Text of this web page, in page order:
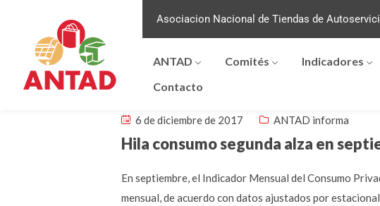
Asociacion Nacional de Tiendas de
ANTAD Comités Indicadores
Contacto
6 de diciembre de 2017 ANTAD informa
Hila consumo segunda alza en
En septiembre, el Indicador Mensual del Consumo
mensual, de acuerdo con datos ajustados por